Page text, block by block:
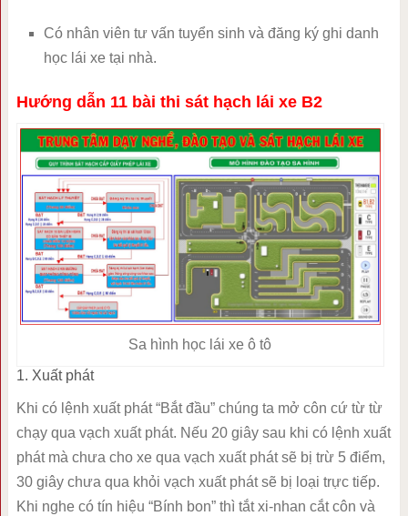
Có nhân viên tư vấn tuyển sinh và đăng ký ghi danh
học lái xe tại nhà.
Hướng dẫn 11 bài thi sát hạch lái xe B2
Sa hình học lái xe ô tô
1. Xuất phát
Khi có lệnh xuất phát “Bắt đầu” chúng ta mở côn cứ từ từ
chạy qua vạch xuất phát. Nếu 20 giây sau khi có lệnh xuất
phát mà chưa cho xe qua vạch xuất phát sẽ bị trừ 5 điểm,
30 giây chưa qua khỏi vạch xuất phát sẽ bị loại trực tiếp.
Khi nghe có tín hiệu “Bính bon” thì tắt xi-nhan cắt côn và